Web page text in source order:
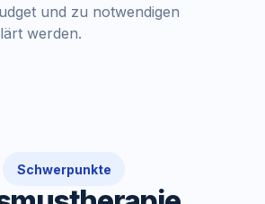
und zu notwendigen
werden.
Schwerpunkte